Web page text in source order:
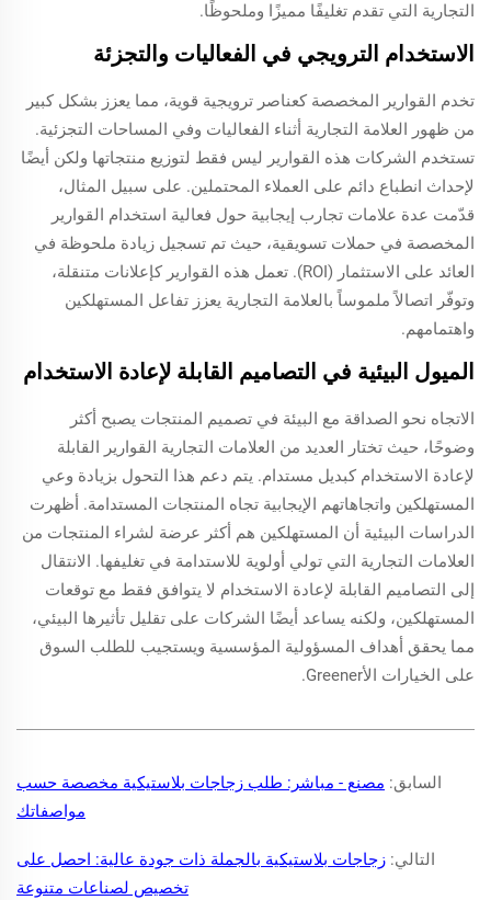
التجارية التي تقدم تغليفًا مميزًا وملحوظًا.
الاستخدام الترويجي في الفعاليات والتجزئة
تخدم القوارير المخصصة كعناصر ترويجية قوية، مما يعزز بشكل كبير
من ظهور العلامة التجارية أثناء الفعاليات وفي المساحات التجزئية.
تستخدم الشركات هذه القوارير ليس فقط لتوزيع منتجاتها ولكن أيضًا
لإحداث انطباع دائم على العملاء المحتملين. على سبيل المثال،
قدّمت عدة علامات تجارب إيجابية حول فعالية استخدام القوارير
المخصصة في حملات تسويقية، حيث تم تسجيل زيادة ملحوظة في
العائد على الاستثمار (ROI). تعمل هذه القوارير كإعلانات متنقلة،
وتوفّر اتصالاً ملموساً بالعلامة التجارية يعزز تفاعل المستهلكين
واهتمامهم.
الميول البيئية في التصاميم القابلة لإعادة الاستخدام
الاتجاه نحو الصداقة مع البيئة في تصميم المنتجات يصبح أكثر
وضوحًا، حيث تختار العديد من العلامات التجارية القوارير القابلة
لإعادة الاستخدام كبديل مستدام. يتم دعم هذا التحول بزيادة وعي
المستهلكين واتجاهاتهم الإيجابية تجاه المنتجات المستدامة. أظهرت
الدراسات البيئية أن المستهلكين هم أكثر عرضة لشراء المنتجات من
العلامات التجارية التي تولي أولوية للاستدامة في تغليفها. الانتقال
إلى التصاميم القابلة لإعادة الاستخدام لا يتوافق فقط مع توقعات
المستهلكين، ولكنه يساعد أيضًا الشركات على تقليل تأثيرها البيئي،
مما يحقق أهداف المسؤولية المؤسسية ويستجيب للطلب السوق
على الخيارات الأGreener.
السابق: مصنع - مباشر: طلب زجاجات بلاستيكية مخصصة حسب
مواصفاتك
التالي: زجاجات بلاستيكية بالجملة ذات جودة عالية: احصل على
تخصيص لصناعات متنوعة